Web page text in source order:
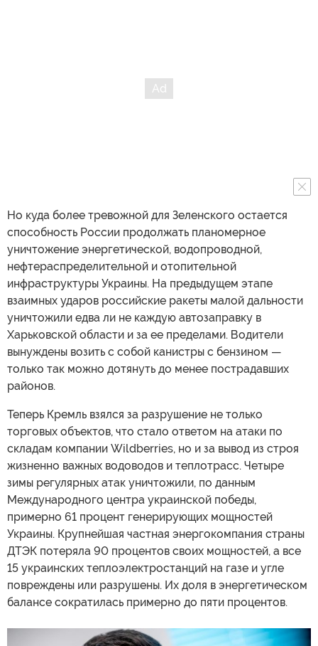
Но куда более тревожной для Зеленского остается
способность России продолжать планомерное
уничтожение энергетической, водопроводной,
нефтераспределительной и отопительной
инфраструктуры Украины. На предыдущем этапе
взаимных ударов российские ракеты малой дальности
уничтожили едва ли не каждую автозаправку в
Харьковской области и за ее пределами. Водители
вынуждены возить с собой канистры с бензином —
только так можно дотянуть до менее пострадавших
районов.
Теперь Кремль взялся за разрушение не только
торговых объектов, что стало ответом на атаки по
складам компании Wildberries, но и за вывод из строя
жизненно важных водоводов и теплотрасс. Четыре
зимы регулярных атак уничтожили, по данным
Международного центра украинской победы,
примерно 61 процент генерирующих мощностей
Украины. Крупнейшая частная энергокомпания страны
ДТЭК потеряла 90 процентов своих мощностей, а все
15 украинских теплоэлектростанций на газе и угле
повреждены или разрушены. Их доля в энергетическом
балансе сократилась примерно до пяти процентов.